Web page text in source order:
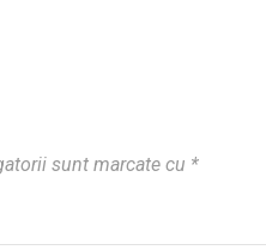
sunt marcate cu *